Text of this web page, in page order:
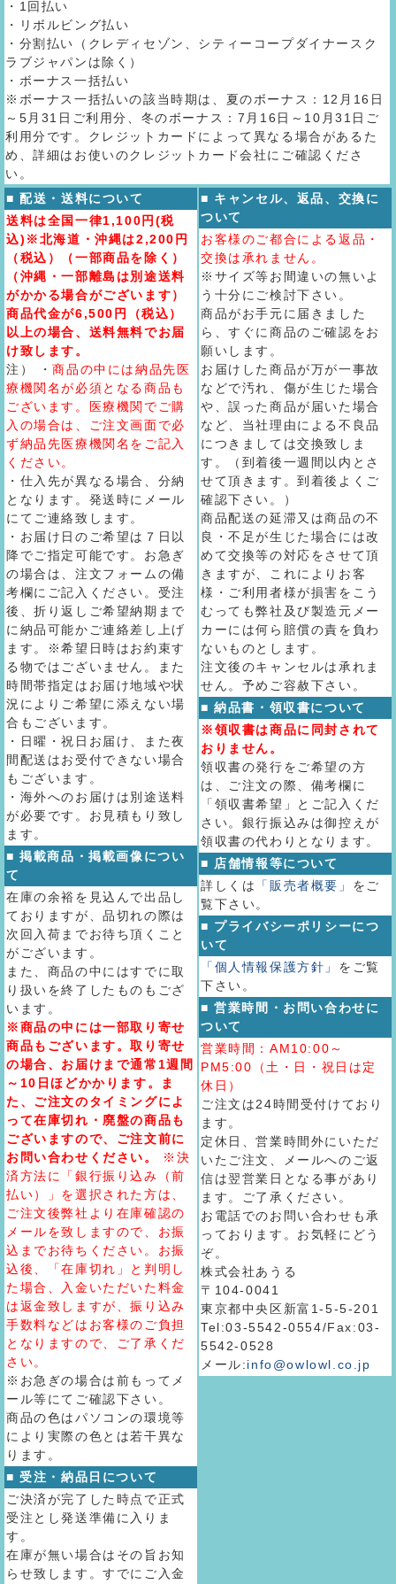
・1回払い
・リボルビング払い
・分割払い（クレディセゾン、シティーコープダイナースク
ラブジャパンは除く）
・ボーナス一括払い
※ボーナス一括払いの該当時期は、夏のボーナス：12月16日
～5月31日ご利用分、冬のボーナス：7月16日～10月31日ご
利用分です。クレジットカードによって異なる場合があるた
め、詳細はお使いのクレジットカード会社にご確認くださ
い。
■ 配送・送料について
送料は全国一律1,100円(税
込)※北海道・沖縄は2,200円
（税込）（一部商品を除く）
（沖縄・一部離島は別途送料
がかかる場合がございます）
商品代金が6,500円（税込）
以上の場合、送料無料でお届
け致します。
注） ・商品の中には納品先医
療機関名が必須となる商品も
ございます。医療機関でご購
入の場合は、ご注文画面で必
ず納品先医療機関名をご記入
ください。
・仕入先が異なる場合、分納
となります。発送時にメール
にてご連絡致します。
・お届け日のご希望は７日以
降でご指定可能です。お急ぎ
の場合は、注文フォームの備
考欄にご記入ください。受注
後、折り返しご希望納期まで
に納品可能かご連絡差し上げ
ます。※希望日時はお約束す
る物ではございません。また
時間帯指定はお届け地域や状
況によりご希望に添えない場
合もございます。
・日曜・祝日お届け、また夜
間配送はお受付できない場合
もございます。
・海外へのお届けは別途送料
が必要です。お見積もり致し
ます。
■ 掲載商品・掲載画像につい
て
在庫の余裕を見込んで出品し
ておりますが、品切れの際は
次回入荷までお待ち頂くこと
がございます。
また、商品の中にはすでに取
り扱いを終了したものもござ
います。
※商品の中には一部取り寄せ
商品もございます。取り寄せ
の場合、お届けまで通常1週間
～10日ほどかかります。ま
た、ご注文のタイミングによ
って在庫切れ・廃盤の商品も
ございますので、ご注文前に
お問い合わせください。
※決
済方法に「銀行振り込み（前
払い）」を選択された方は、
ご注文後弊社より在庫確認の
メールを致しますので、お振
込までお待ちください。お振
込後、「在庫切れ」と判明し
た場合、入金いただいた料金
は返金致しますが、振り込み
手数料などはお客様のご負担
となりますので、ご了承くだ
さい。
※お急ぎの場合は前もってメ
ール等にてご確認下さい。
商品の色はパソコンの環境等
により実際の色とは若干異な
ります。
■ 受注・納品日について
ご決済が完了した時点で正式
受注とし発送準備に入りま
す。
在庫が無い場合はその旨お知
らせ致します。すでにご入金
■ キャンセル、返品、交換に
ついて
お客様のご都合による返品・
交換は承れません。
※サイズ等お間違いの無いよ
う十分にご検討下さい。
商品がお手元に届きました
ら、すぐに商品のご確認をお
願いします。
お届けした商品が万が一事故
などで汚れ、傷が生じた場合
や、誤った商品が届いた場合
など、当社理由による不良品
につきましては交換致しま
す。（到着後一週間以内とさ
せて頂きます。到着後よくご
確認下さい。）
商品配送の延滞又は商品の不
良・不足が生じた場合には改
めて交換等の対応をさせて頂
きますが、これによりお客
様・ご利用者様が損害をこう
むっても弊社及び製造元メー
カーには何ら賠償の責を負わ
ないものとします。
注文後のキャンセルは承れま
せん。予めご容赦下さい。
■ 納品書・領収書について
※領収書は商品に同封されて
おりません。
領収書の発行をご希望の方
は、ご注文の際、備考欄に
「領収書希望」とご記入くだ
さい。銀行振込みは御控えが
領収書の代わりとなります。
■ 店舗情報等について
詳しくは
「販売者概要」 をご
覧下さい。
■ プライバシーポリシーにつ
いて
「個人情報保護方針」 をご覧
下さい。
■ 営業時間・お問い合わせに
ついて
営業時間：AM10:00～
PM5:00（土・日・祝日は定
休日）
ご注文は24時間受付けており
ます。
定休日、営業時間外にいただ
いたご注文、メールへのご返
信は翌営業日となる事があり
ます。ご了承ください。
お電話でのお問い合わせも承
っております。お気軽にどう
ぞ。
株式会社あうる
〒104-0041
東京都中央区新富1-5-5-201
Tel:03-5542-0554/Fax:03-
5542-0528
メール:info@owlowl.co.jp